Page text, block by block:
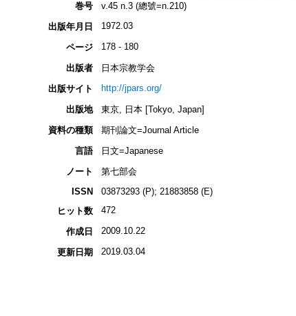
巻号
v.45 n.3 (總號=n.210)
出版年月日
1972.03
ページ 178 - 180
出版者
日本宗教学会
出版サイト
http://jpars.org/
出版地
東京, 日本 [Tokyo, Japan]
資料の種類
期刊論文=Journal Article
言語
日文=Japanese
ノート
第七部会
ISSN
03873293 (P); 21883858 (E)
ヒット数
472
作成日 2009.10.22
更新日期 2019.03.04